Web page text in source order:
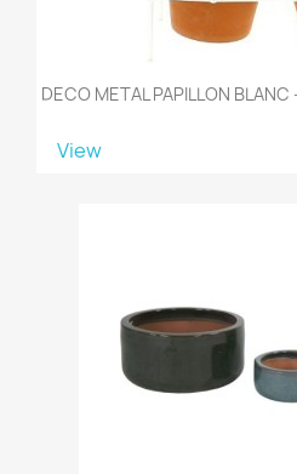
DECO METAL PAPILLON
View